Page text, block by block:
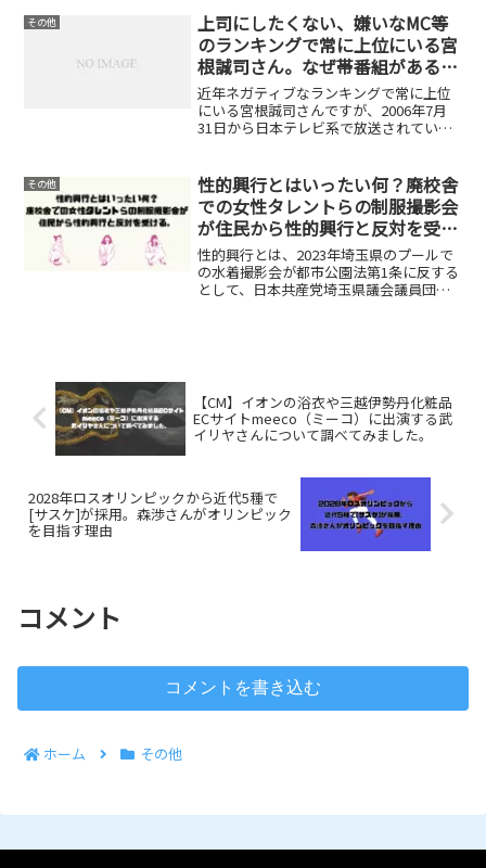
観光バスの側面に会社名が書いてありま
す。事故が起きなく...
その他
上司にしたくない、嫌いなMC等
のランキングで常に上位にいる宮
根誠司さん。なぜ帯番組があるの
か？
近年ネガティブなランキングで常に上位
にいる宮根誠司さんですが、2006年7月
31日から日本テレビ系で放送されている
ー」と二つの長寿番組を持っておりま
す。嫌われて...
その他
性的興行とはいったい何？廃校舎
での女性タレントらの制服撮影会
が住民から性的興行と反対を受け
る。
性的興行とは、2023年埼玉県のプールで
の水着撮影会が都市公園法第1条に反する
として、日本共産党埼玉県議会議員団が
【CM】イオンの浴衣や三越伊勢丹化粧品
ECサイトmeeco（ミーコ）に出演する武
イリヤさんについて調べてみました。
2028年ロスオリンピックから近代5種で
[サスケ]が採用。森渉さんがオリンピック
を目指す理由
コメント
コメントを書き込む
ホーム その他